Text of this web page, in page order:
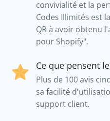
convivialité et la
Codes Illimités est
QR à avoir obtenu
pour Shopify".
Ce que pensent
Plus de 100 avis
sa facilité
support client.